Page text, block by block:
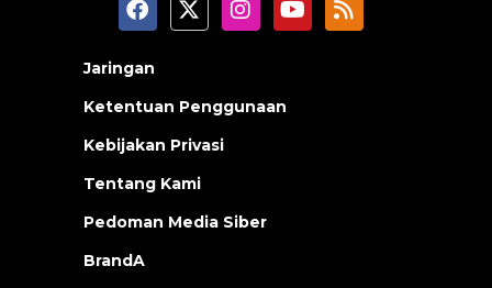
Jaringan
Ketentuan Penggunaan
Kebijakan Privasi
Tentang Kami
Pedoman Media Siber
BrandA